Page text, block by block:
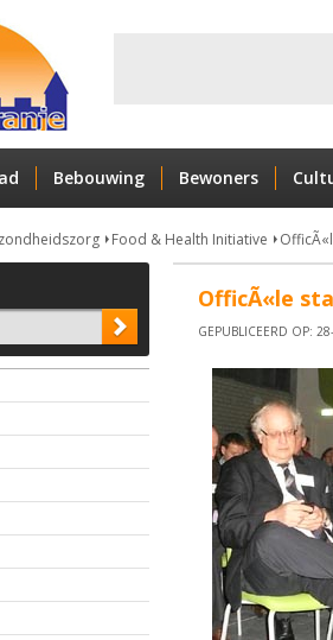
Bebouwing Bewoners
Food & Health Initiative
OfficÃ«le
GEPUBLICEERD OP: